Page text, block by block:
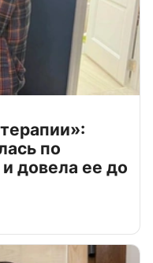
по
довела ее до